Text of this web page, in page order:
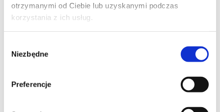
otrzymanymi od Ciebie lub uzyskanymi podczas
korzystania z ich usług.
zgody
Niezbędne
Preferencje